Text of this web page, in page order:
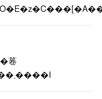
�i���X�g���X�V���܂����I